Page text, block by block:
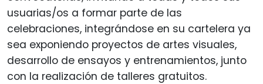
usuarias/os a formar parte de las
celebraciones, integrándose en su cartelera ya
sea exponiendo proyectos de artes visuales,
desarrollo de ensayos y entrenamientos, junto
con la realización de talleres gratuitos.